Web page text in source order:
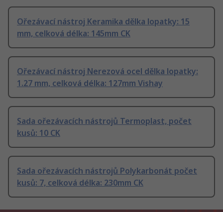
Ořezávací nástroj Keramika dělka lopatky: 15
mm, celková délka: 145mm CK
Ořezávací nástroj Nerezová ocel dělka lopatky:
1.27 mm, celková délka: 127mm Vishay
Sada ořezávacích nástrojů Termoplast, počet
kusů: 10 CK
Sada ořezávacích nástrojů Polykarbonát počet
kusů: 7, celková délka: 230mm CK